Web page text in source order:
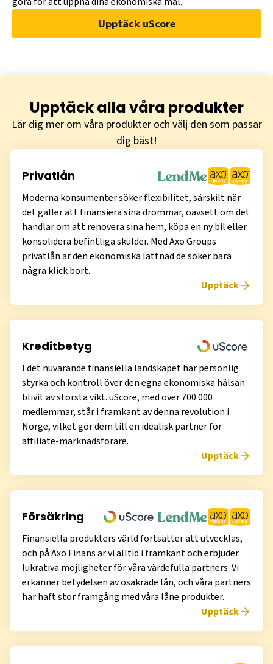
Upptäck uScore
Upptäck alla våra produkter
Lär dig mer om våra produkter och välj den som passar
dig bäst!
Privatlån
Moderna konsumenter söker flexibilitet, särskilt när
det gäller att finansiera sina drömmar, oavsett om det
handlar om att renovera sina hem, köpa en ny bil eller
konsolidera befintliga skulder. Med Axo Groups
privatlån är den ekonomiska lättnad de söker bara
några klick bort.
Upptäck
Kreditbetyg
I det nuvarande finansiella landskapet har personlig
styrka och kontroll över den egna ekonomiska hälsan
blivit av största vikt. uScore, med över 700 000
medlemmar, står i framkant av denna revolution i
Norge, vilket gör dem till en idealisk partner för
affiliate-marknadsförare.
Upptäck
Försäkring
Finansiella produkters värld fortsätter att utvecklas,
och på Axo Finans är vi alltid i framkant och erbjuder
lukrativa möjligheter för våra värdefulla partners. Vi
erkänner betydelsen av osäkrade lån, och våra partners
har haft stor framgång med våra låne produkter.
Upptäck